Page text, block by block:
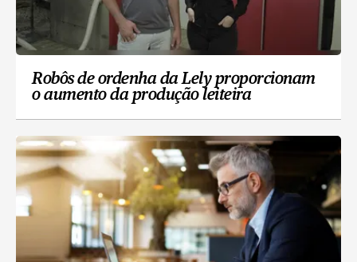
Robôs de ordenha da Lely proporcionam
o aumento da produção leiteira